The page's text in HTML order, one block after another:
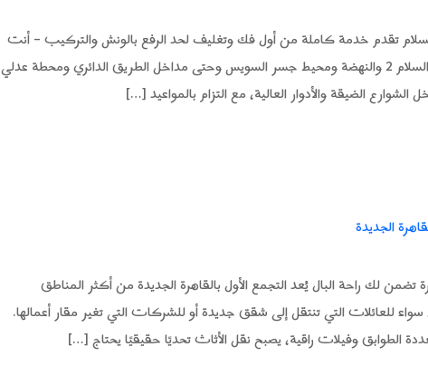
تقدم خدمة كاملة من أول فك وتغليف لحد الرفع بالونش والتركيب – أنت
في المكان الصح. الفهد بتغطي السلام 1 والسلام 2 والنهضة ومحيط جسر السويس وحتى مداخل الطريق الدائري ومحطة عدلي
الضيقة والأدوار العالية، مع التزام بالمواعيد […]
الجديدة
لك راحة البال يُعد التجمع الأول بالقاهرة الجديدة من أكثر المناطق
للعائلات التي تنتقل إلى شقق جديدة أو للشركات التي تغير مقار أعمالها.
الطوابق وفيلات راقية، يصبح نقل الأثاث تحديًا حقيقيًا يحتاج […]